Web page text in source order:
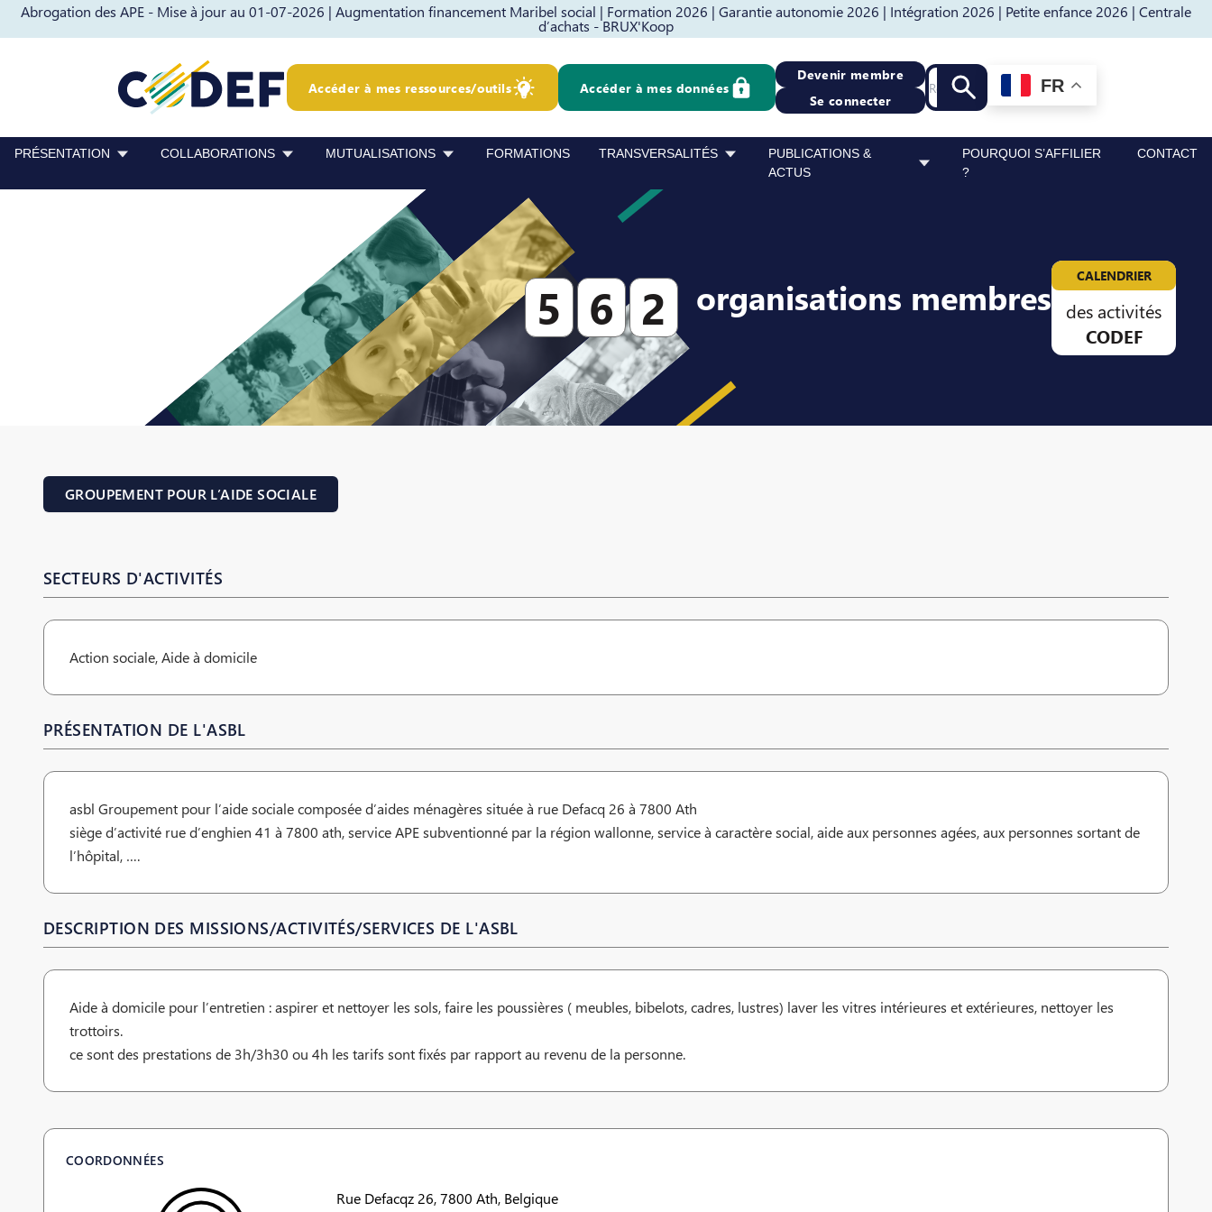
Abrogation des APE - Mise à jour au 01-07-2026 | Augmentation financement Maribel social | Formation 2026 | Garantie autonomie 2026 | Intégration 2026 | Petite enfance 2026 | Centrale
d’achats - BRUX'Koop
Passer au contenu Passer au pied de page
Accéder à mes ressources/outils Accéder à mes données
Devenir membre
Se connecter
Recherche
Lancer la recherche
FR
PRÉSENTATION COLLABORATIONS MUTUALISATIONS FORMATIONS TRANSVERSALITÉS
PUBLICATIONS &
ACTUS
POURQUOI S’AFFILIER
?
CONTACT
5 6 2 organisations membres CALENDRIER
des activités
CODEF
GROUPEMENT POUR L’AIDE SOCIALE
SECTEURS D'ACTIVITÉS
Action sociale, Aide à domicile
PRÉSENTATION DE L'ASBL
asbl Groupement pour l’aide sociale composée d’aides ménagères située à rue Defacq 26 à 7800 Ath
siège d’activité rue d’enghien 41 à 7800 ath, service APE subventionné par la région wallonne, service à caractère social, aide aux personnes agées, aux personnes sortant de
l’hôpital, ….
DESCRIPTION DES MISSIONS/ACTIVITÉS/SERVICES DE L'ASBL
Aide à domicile pour l’entretien : aspirer et nettoyer les sols, faire les poussières ( meubles, bibelots, cadres, lustres) laver les vitres intérieures et extérieures, nettoyer les
trottoirs.
ce sont des prestations de 3h/3h30 ou 4h les tarifs sont fixés par rapport au revenu de la personne.
COORDONNÉES
Rue Defacqz 26, 7800 Ath, Belgique